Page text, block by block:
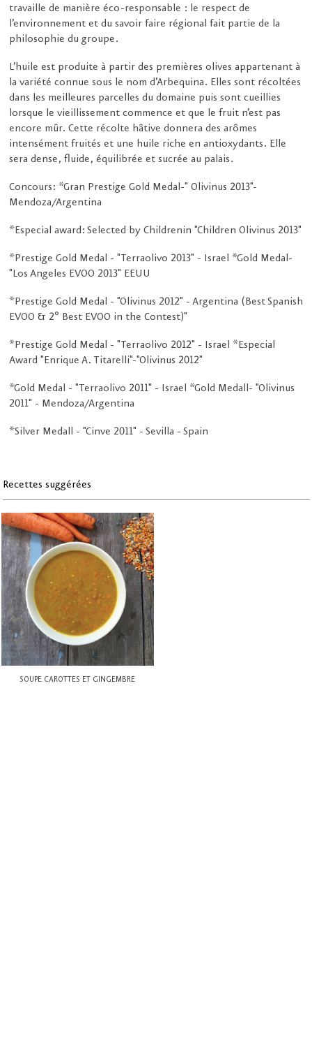
travaille de manière éco-responsable : le respect de
l’environnement et du savoir faire régional fait partie de la
philosophie du groupe.
L’huile est produite à partir des premières olives appartenant à
la variété connue sous le nom d’Arbequina. Elles sont récoltées
dans les meilleures parcelles du domaine puis sont cueillies
lorsque le vieillissement commence et que le fruit n’est pas
encore mûr. Cette récolte hâtive donnera des arômes
intensément fruités et une huile riche en antioxydants. Elle
sera dense, fluide, équilibrée et sucrée au palais.
Concours: *Gran Prestige Gold Medal-" Olivinus 2013"-
Mendoza/Argentina
*Especial award: Selected by Childrenin "Children Olivinus 2013"
*Prestige Gold Medal - "Terraolivo 2013" - Israel *Gold Medal-
"Los Angeles EVOO 2013" EEUU
*Prestige Gold Medal - "Olivinus 2012" - Argentina (Best Spanish
EVOO & 2º Best EVOO in the Contest)"
*Prestige Gold Medal - "Terraolivo 2012" - Israel *Especial
Award "Enrique A. Titarelli"-"Olivinus 2012"
*Gold Medal - "Terraolivo 2011" - Israel *Gold Medall- "Olivinus
2011" - Mendoza/Argentina
*Silver Medall - "Cinve 2011" - Sevilla - Spain
Recettes suggérées
SOUPE CAROTTES ET GINGEMBRE